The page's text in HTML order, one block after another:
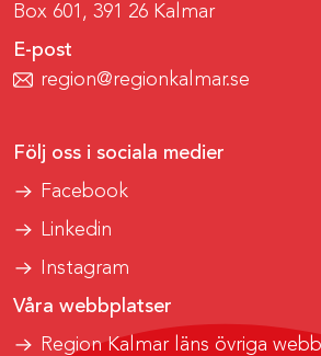
Box 601, 391 26 Kalmar
E-post
region@regionkalmar.se
Följ oss i sociala medier
Facebook
Linkedin
Instagram
Våra webbplatser
Region Kalmar läns övriga